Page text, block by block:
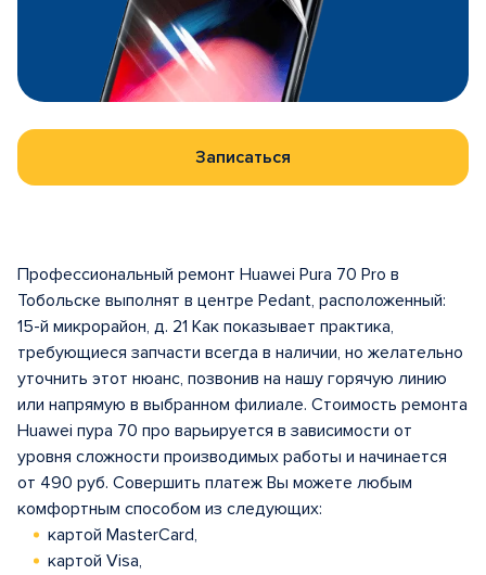
Записаться
Профессиональный ремонт Huawei Pura 70 Pro в
Тобольске выполнят в центрe Pedant, расположенный:
15-й микрорайон, д. 21 Как показывает практика,
требующиеся запчасти всегда в наличии, но желательно
уточнить этот нюанс, позвонив на нашу горячую линию
или напрямую в выбранном филиале. Стоимость ремонта
Huawei пура 70 про варьируется в зависимости от
уровня сложности производимых работы и начинается
от 490 руб. Совершить платеж Вы можете любым
комфортным способом из следующих:
картой MasterCard,
картой Visa,